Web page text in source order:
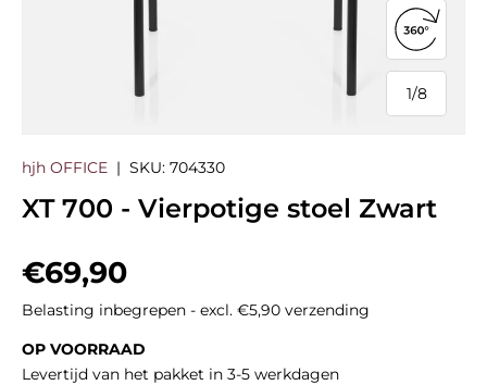
1/
van
8
360°-
hjh OFFICE | SKU: 704330
XT 700 - Vierpotige stoel Zwart
Reguliere prijs
€69,90
Belasting inbegrepen - excl. €5,90 verzending
OP VOORRAAD
Levertijd van het pakket in 3-5 werkdagen